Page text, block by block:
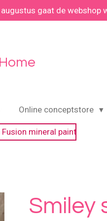
gaat de webshop
Home
Online conceptstore
Fusion mineral paint
Smiley